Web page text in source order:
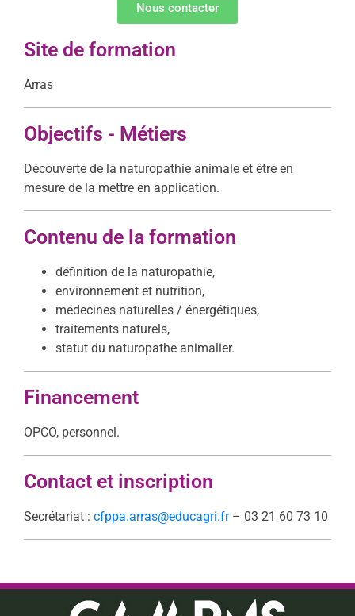
Nous contacter
Site de formation
Arras
Objectifs - Métiers
Découverte de la naturopathie animale et être en
mesure de la mettre en application.
Contenu de la formation
définition de la naturopathie,
environnement et nutrition,
médecines naturelles / énergétiques,
traitements naturels,
statut du naturopathe animalier.
Financement
OPCO, personnel.
Contact et inscription
Secrétariat : cfppa.arras@educagri.fr– 03 21 60 73 10